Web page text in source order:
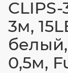
3м,
0,5м,